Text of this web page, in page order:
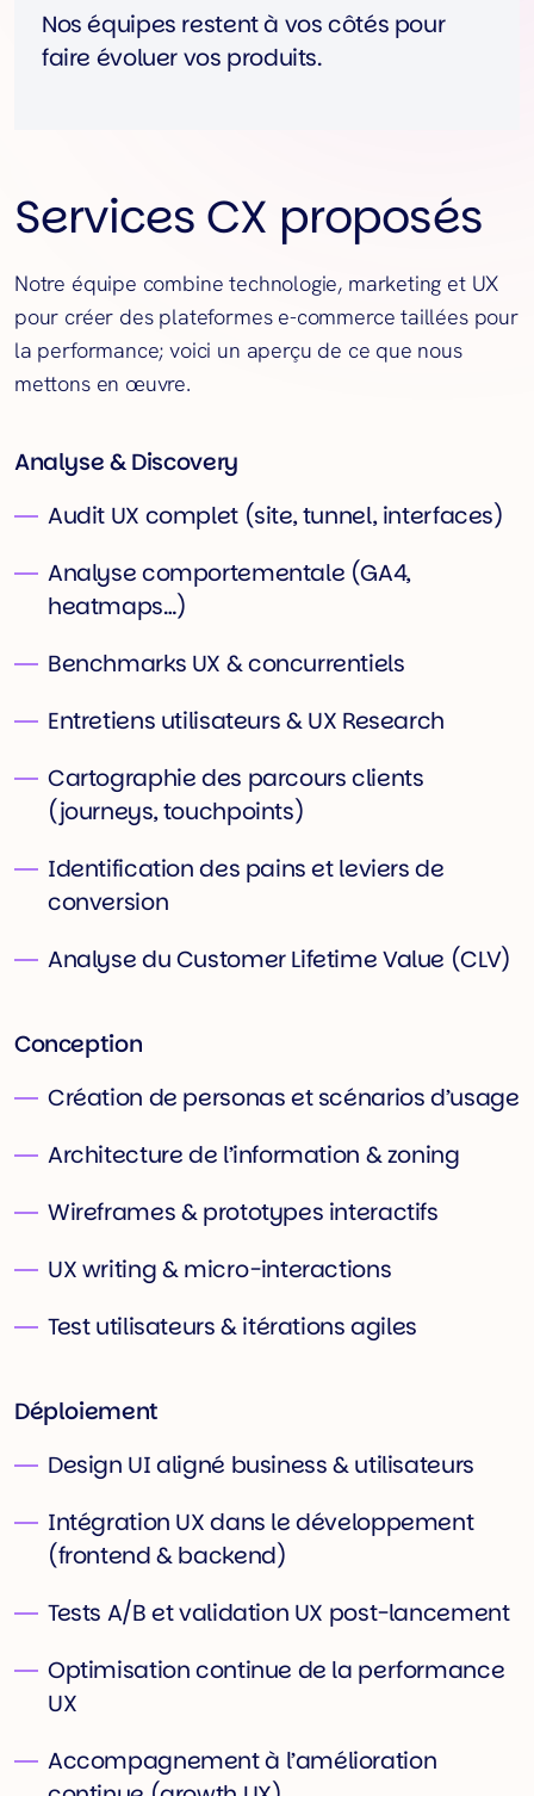
Nos équipes restent à vos côtés pour
faire évoluer vos produits.
Services CX proposés
Notre équipe combine technologie, marketing et UX
pour créer des plateformes e-commerce taillées pour
la performance; voici un aperçu de ce que nous
mettons en œuvre.
Analyse & Discovery
Audit UX complet (site, tunnel, interfaces)
Analyse comportementale (GA4,
heatmaps…)
Benchmarks UX & concurrentiels
Entretiens utilisateurs & UX Research
Cartographie des parcours clients
(journeys, touchpoints)
Identification des pains et leviers de
conversion
Analyse du Customer Lifetime Value (CLV)
Conception
Création de personas et scénarios d’usage
Architecture de l’information & zoning
Wireframes & prototypes interactifs
UX writing & micro-interactions
Test utilisateurs & itérations agiles
Déploiement
Design UI aligné business & utilisateurs
Intégration UX dans le développement
(frontend & backend)
Tests A/B et validation UX post-lancement
Optimisation continue de la performance
UX
Accompagnement à l’amélioration